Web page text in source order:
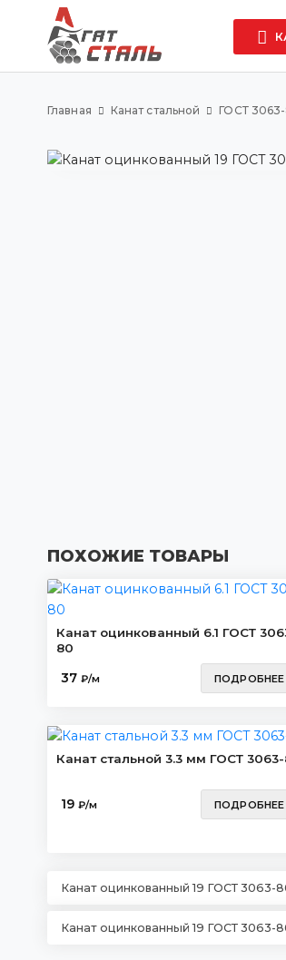
Главная Канат стальной ГОСТ
ПОХОЖИЕ ТОВАРЫ
Канат оцинкованный 6.1 ГОСТ
80
37 ₽/м ПОДРОБНЕЕ
Канат стальной 3.3 мм ГОСТ
19 ₽/м ПОДРОБНЕЕ
Канат оцинкованный 19 ГОСТ 3063-
Канат оцинкованный 19 ГОСТ 3063-